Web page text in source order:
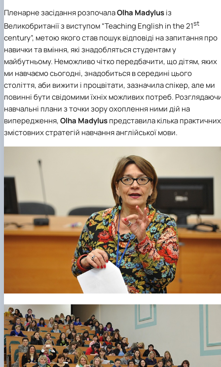
Працевлаштування
Студентські квитки
Інклюзивне середовище
Наукові школи
Стартап школа НУБіП України
Форми документів
Патентно-ліцензійна діяльність
садово-паркове господарство, ветеринарна
медицина»
Обладнання НУБіП України
Наукові видання
Досліднику та автору
Звіт про проведення НТЗ
Наукові журнали НУБіП України
Наукові журнали НУБіП України (English)
Пам'ятка про проведення науково-
заходів
Порядок планування та організації
проведення НТЗ
Результати науково-технічних заходів
Монографії
Наука для бізнесу
Каталог наукових послуг
«SEB-2024»
«SEB-2025»
Рада роботодавців
Благодійний фонд «Голосіївська ініціатива
2020»
Видатні випускники та працівники
Звіт ректора
Пам'яті захисників України
Почесні доктори і професори НУБіП України
Пресслужба
Університетський кур'єр
Вибори ректора
Програма розвитку університету
ініціатива – 2025»
Державні закупівлі
Офіційна символіка
Антикорупційні заходи
Уповноважена особа з питань запобігання
виявлення корупції
Положення про антикорупційного
уповноваженого НУБіП України
Національні нормативно-правові акти
Нормативно-правові акти НУБіП України
Інформаційні ресурси НАЗК
Методичні роз’яснення НАЗК
Антикорупційні заходи
Гендерна радниця
Контактна інформація
Пленарне засідання розпочалаOlha Madylusіз
Великобританії з виступом “Teaching English in the 21st
century”, метою якого став пошук відповіді на запитання про
навички та вміння, які знадобляться студентам у
майбутньому. Неможливо чітко передбачити, що дітям, яких
ми навчаємо сьогодні, знадобиться в середині цього
століття, аби вижити і процвітати, зазначила спікер, але ми
повинні бути свідомими їхніх можливих потреб.
навчальні плани з точки зору охоплення ними дій на
випередження,Olha Madylusпредставила кілька практичних
змістовних стратегій навчання англійської мови.